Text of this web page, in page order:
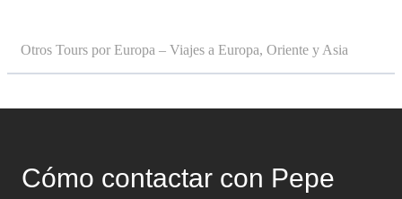
Otros Tours por Europa – Viajes a Europa, Oriente y Asia
Cómo contactar con Pepe